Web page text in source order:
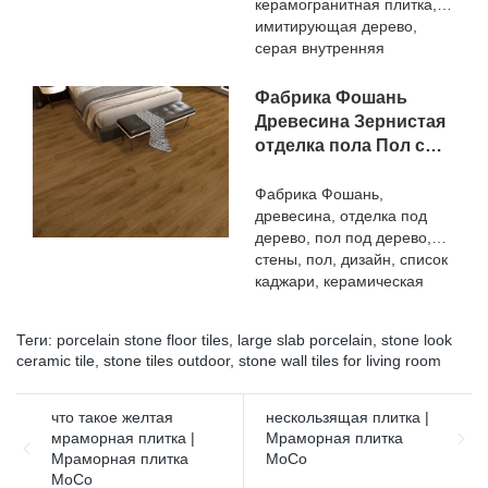
соответствии с вашими
потребностями.
т. Д. И пользуется хорошей
репутацией на рынке.
Поверхности MoCo&
дефекты прошлых
продуктов и постоянно их
улучшает. Спецификации
Timber Wooden Plank Look
200x1200 Floor Wood Tile
Ceramic могут быть
настроены в соответствии с
вашими потребностями.
под дерево под
старину
керамогранитная плитка,
имитирующая дерево,
серая внутренняя
имитирующая дерево, по
сравнению с аналогичными
продуктами на рынке, она
имеет несравненные
преимущества с точки
зрения
производительности,
качества, внешнего вида и
т. д. и пользуется хорошей
Поверхности .MoCo&
Ceramica обобщает
продуктов и постоянно их
улучшает. Технические
характеристики
нескользящей
Фабрика Фошань
Древесина Зернистая
отделка пола Пол с
Напольное покрытие
Дизайн Kajaria List
Керамическая плитка
Фабрика Фошань,
древесина, отделка под
дерево, пол под дерево,
стены, пол, дизайн, список
каджари, керамическая
на рынке, она обладает
несравненными
выдающимися
преимуществами с точки
зрения
производительности,
Теги: porcelain stone floor tiles large slab porcelain stone look
ceramic tile stone tiles outdoor, stone wall tiles for living room
что такое желтая
мраморная плитка |
Мраморная плитка
MoCo
нескользящая плитка |
Мраморная плитка
MoCo